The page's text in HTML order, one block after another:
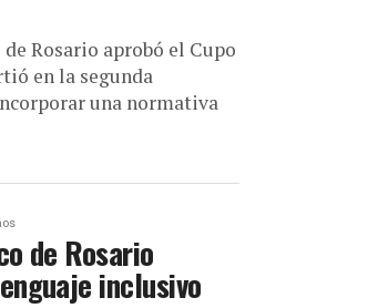
Rosario aprobó el Cupo
en la segunda
una normativa
de Rosario
inclusivo